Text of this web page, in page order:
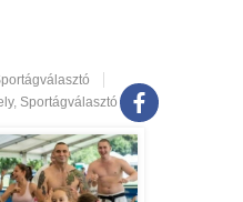
, Sportágválasztó